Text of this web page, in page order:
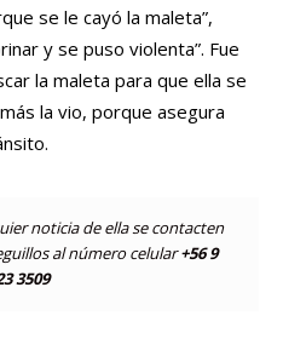
se le cayó la maleta”,
y se puso violenta”. Fue
la maleta para que ella se
la vio, porque asegura
noticia de ella se contacten
al número celular+56 9
3509